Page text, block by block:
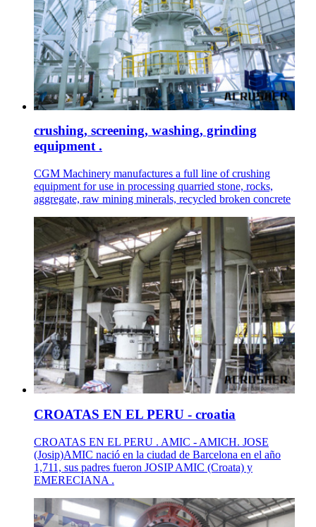
crushing, screening, washing, grinding
equipment .
CGM Machinery manufactures a full line of crushing
equipment for use in processing quarried stone, rocks,
aggregate, raw mining minerals, recycled broken concrete
CROATAS EN EL PERU - croatia
CROATAS EN EL PERU . AMIC - AMICH. JOSE
(Josip)AMIC nació en la ciudad de Barcelona en el año
1,711, sus padres fueron JOSIP AMIC (Croata) y
EMERECIANA .